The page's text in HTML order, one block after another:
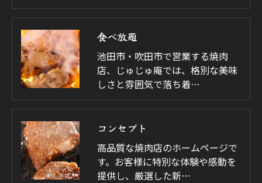
食べ放題
池田市・吹田市で営業する焼肉
店、じゅじゅ庵では、格別な美味
しさと雰囲気で落ち着…
コンセプト
高品質な焼肉店のホームページで
す。お客様に特別な体験や感動を
提供し、厳選した新…